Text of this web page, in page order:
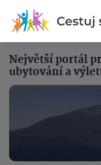
Největší portál
ubytování a